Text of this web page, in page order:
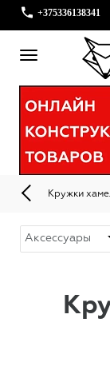
+375336138341
Кружки